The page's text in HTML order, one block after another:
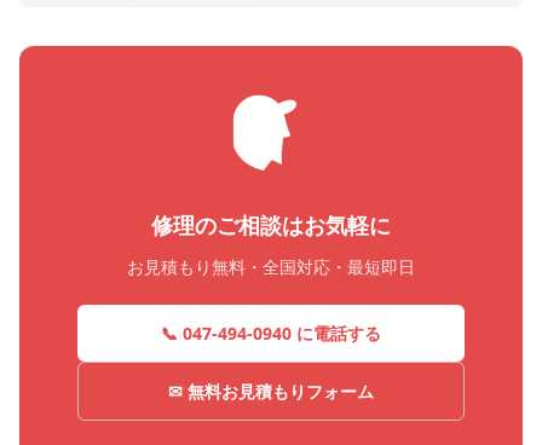
修理のご相談はお気軽に
お見積もり無料・全国対応・最短即日
📞 047-494-0940 に電話する
✉ 無料お見積もりフォーム